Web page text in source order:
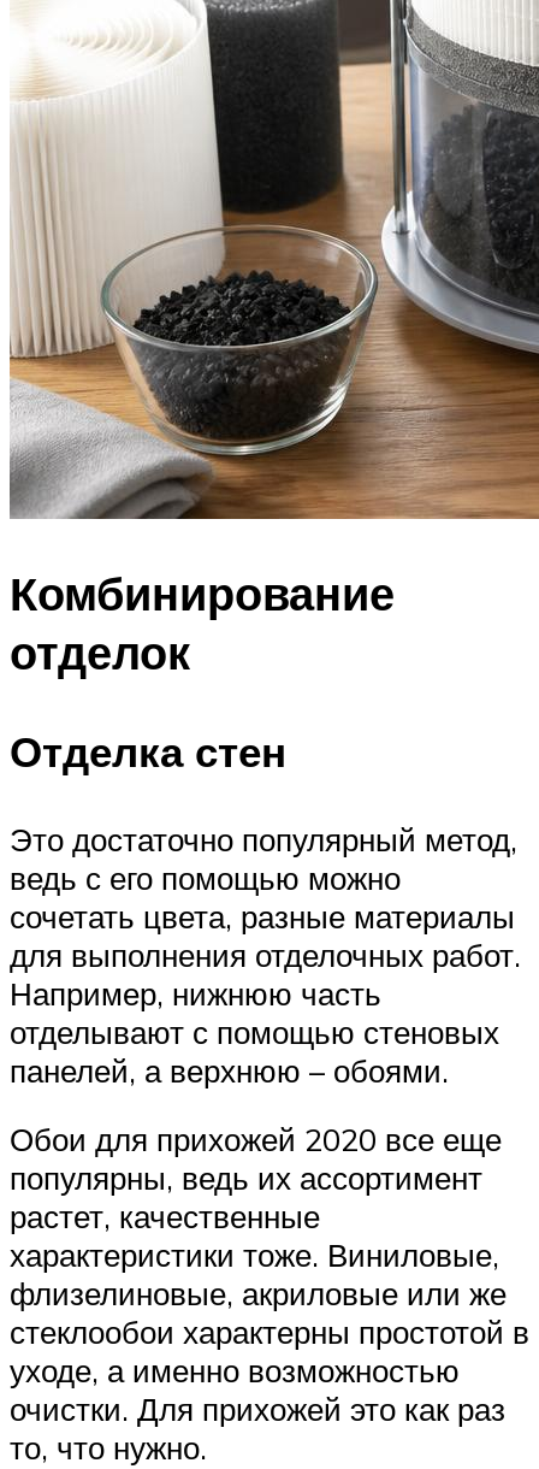
Комбинирование
отделок
Отделка стен
Это достаточно популярный метод,
ведь с его помощью можно
сочетать цвета, разные материалы
для выполнения отделочных работ.
Например, нижнюю часть
отделывают с помощью стеновых
панелей, а верхнюю – обоями.
Обои для прихожей 2020 все еще
популярны, ведь их ассортимент
растет, качественные
характеристики тоже. Виниловые,
флизелиновые, акриловые или же
стеклообои характерны простотой в
уходе, а именно возможностью
очистки. Для прихожей это как раз
то, что нужно.